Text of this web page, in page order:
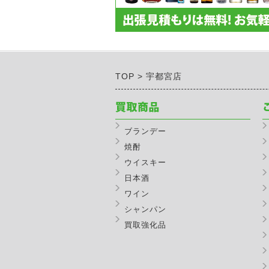
TOP 宇都宮店
ブランデー
焼酎
ウイスキー
日本酒
ワイン
シャンパン
買取強化品